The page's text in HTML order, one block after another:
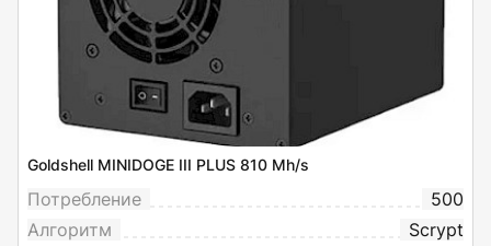
Goldshell MINIDOGE III PLUS 810 Mh/s
Потребление
500
Алгоритм
Scrypt